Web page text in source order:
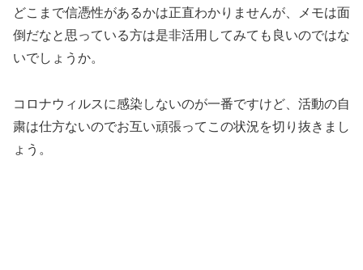
どこまで信憑性があるかは正直わかりませんが、メモは面
倒だなと思っている方は是非活用してみても良いのではな
いでしょうか。
コロナウィルスに感染しないのが一番ですけど、活動の自
粛は仕方ないのでお互い頑張ってこの状況を切り抜きまし
ょう。